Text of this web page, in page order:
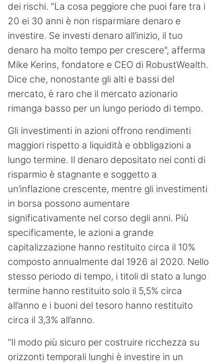
dei rischi. “La cosa peggiore che puoi fare tra i
20 ei 30 anni è non risparmiare denaro e
investire. Se investi denaro all’inizio, il tuo
denaro ha molto tempo per crescere", afferma
Mike Kerins, fondatore e CEO di RobustWealth.
Dice che, nonostante gli alti e bassi del
mercato, è raro che il mercato azionario
rimanga basso per un lungo periodo di tempo.
Gli investimenti in azioni offrono rendimenti
maggiori rispetto a liquidità e obbligazioni a
lungo termine. Il denaro depositato nei conti di
risparmio è stagnante e soggetto a
un’inflazione crescente, mentre gli investimenti
in borsa possono aumentare
significativamente nel corso degli anni. Più
specificamente, le azioni a grande
capitalizzazione hanno restituito circa il 10%
composto annualmente dal 1926 al 2020. Nello
stesso periodo di tempo, i titoli di stato a lungo
termine hanno restituito solo il 5,5% circa
all’anno e i buoni del tesoro hanno restituito
circa il 3,3% all’anno.
“Il modo più sicuro per costruire ricchezza su
orizzonti temporali lunghi è investire in un